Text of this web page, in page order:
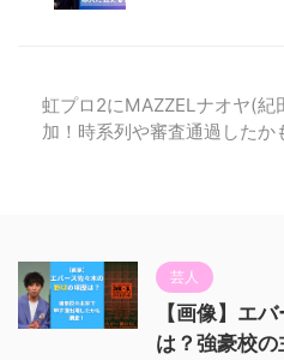
虹プロ2にMAZZELナオヤ(紀
加！時系列や審査通過したか
芸人
【画像】エ
は？強豪校